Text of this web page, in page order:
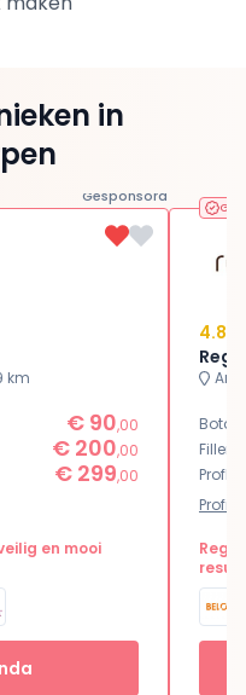
in
Gesponsord
km
€ 90,00
€ 200,00
€ 299,00
en mooi
4.8
Filler